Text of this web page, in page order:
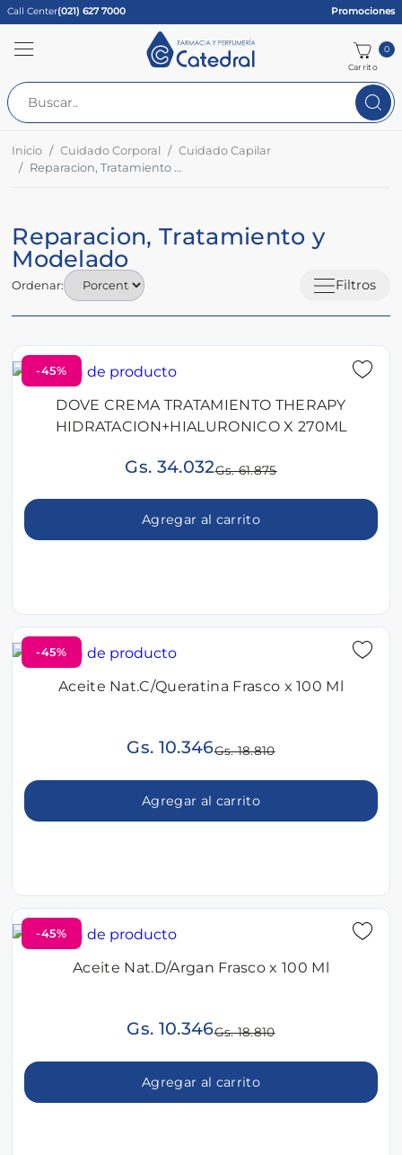
Call Center(021) 627 7000 Promociones
Carrito
0
Inicio Cuidado Corporal
Cuidado Capilar
Reparacion, Tratamiento y Modelado
Reparacion, Tratamiento y
Modelado
Filtros
Ordenar:
-45%
DOVE CREMA TRATAMIENTO THERAPY
HIDRATACION+HIALURONICO X 270ML
Gs. 34.032Gs. 61.875
Agregar al carrito
-45%
Aceite Nat.C/Queratina Frasco x 100 Ml
Gs. 10.346Gs. 18.810
Agregar al carrito
-45%
Aceite Nat.D/Argan Frasco x 100 Ml
Gs. 10.346Gs. 18.810
Agregar al carrito